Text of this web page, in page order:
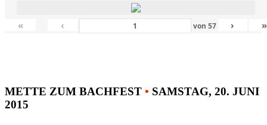
« ‹ von 57 › »
METTE ZUM BACHFEST • SAMSTAG, 20. JUNI
2015